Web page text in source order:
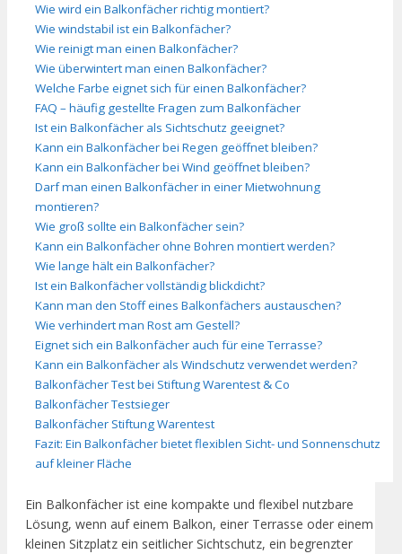
Wie wird ein Balkonfächer richtig montiert?
Wie windstabil ist ein Balkonfächer?
Wie reinigt man einen Balkonfächer?
Wie überwintert man einen Balkonfächer?
Welche Farbe eignet sich für einen Balkonfächer?
FAQ – häufig gestellte Fragen zum Balkonfächer
Ist ein Balkonfächer als Sichtschutz geeignet?
Kann ein Balkonfächer bei Regen geöffnet bleiben?
Kann ein Balkonfächer bei Wind geöffnet bleiben?
Darf man einen Balkonfächer in einer Mietwohnung
montieren?
Wie groß sollte ein Balkonfächer sein?
Kann ein Balkonfächer ohne Bohren montiert werden?
Wie lange hält ein Balkonfächer?
Ist ein Balkonfächer vollständig blickdicht?
Kann man den Stoff eines Balkonfächers austauschen?
Wie verhindert man Rost am Gestell?
Eignet sich ein Balkonfächer auch für eine Terrasse?
Kann ein Balkonfächer als Windschutz verwendet werden?
Balkonfächer Test bei Stiftung Warentest & Co
Balkonfächer Testsieger
Balkonfächer Stiftung Warentest
Fazit: Ein Balkonfächer bietet flexiblen Sicht- und Sonnenschutz
auf kleiner Fläche
Ein Balkonfächer ist eine kompakte und flexibel nutzbare
Lösung, wenn auf einem Balkon, einer Terrasse oder einem
kleinen Sitzplatz ein seitlicher Sichtschutz, ein begrenzter